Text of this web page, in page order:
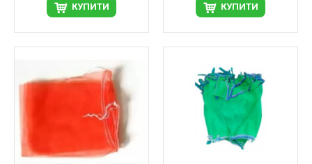
КУПИТИ КУПИТИ